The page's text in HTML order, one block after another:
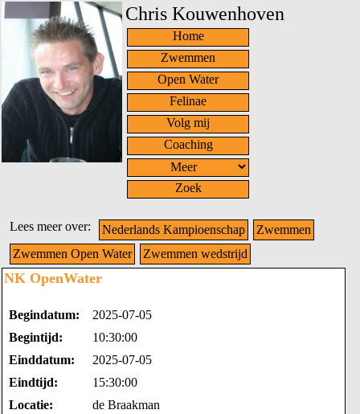
Chris Kouwenhoven
Home
Zwemmen
Open Water
Felinae
Volg mij
Coaching
Zoek
Lees meer over: Nederlands Kampioenschap
Zwemmen
Zwemmen Open Water
Zwemmen wedstrijd
NK OpenWater
Begindatum:
2025-07-05
Begintijd:
10:30:00
Einddatum:
2025-07-05
Eindtijd:
15:30:00
Locatie:
de Braakman